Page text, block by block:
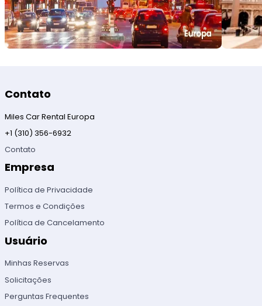
Contato
Miles Car Rental Europa
+1 (310) 356-6932
Contato
Empresa
Política de Privacidade
Termos e Condições
Política de Cancelamento
Usuário
Minhas Reservas
Solicitações
Perguntas Frequentes